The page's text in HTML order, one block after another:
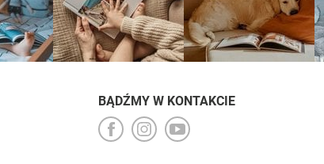
BĄDŹMY W KONTAKCIE